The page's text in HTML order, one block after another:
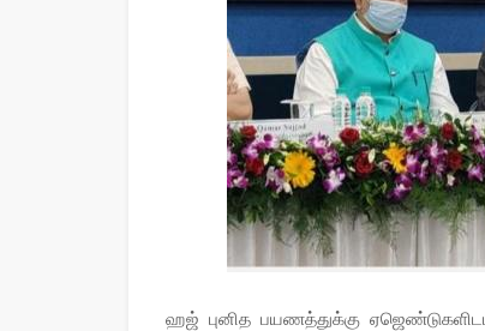
ஹஜ் புனித பயணத்துக்கு